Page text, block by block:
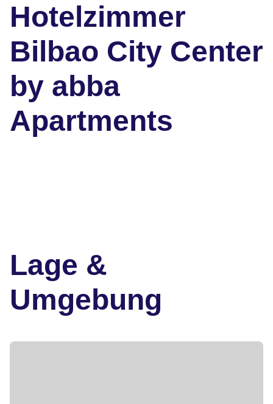
Hotelzimmer
Bilbao City Center
by abba
Apartments
Lage &
Umgebung